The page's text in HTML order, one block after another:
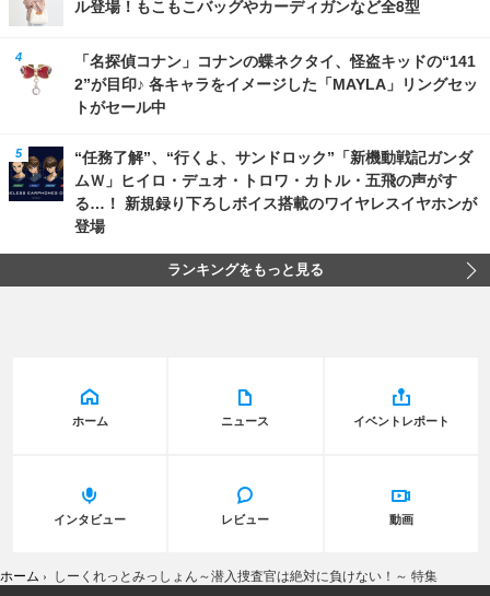
ル登場！もこもこバッグやカーディガンなど全8型
「名探偵コナン」コナンの蝶ネクタイ、怪盗キッドの“141
2”が目印♪ 各キャラをイメージした「MAYLA」リングセッ
トがセール中
“任務了解”、“行くよ、サンドロック”「新機動戦記ガンダ
ムＷ」ヒイロ・デュオ・トロワ・カトル・五飛の声がす
る…！ 新規録り下ろしボイス搭載のワイヤレスイヤホンが
登場
ランキングをもっと見る
ホーム ニュース イベントレポート
インタビュー レビュー 動画
ホーム › しーくれっとみっしょん～潜入捜査官は絶対に負けない！～ 特集